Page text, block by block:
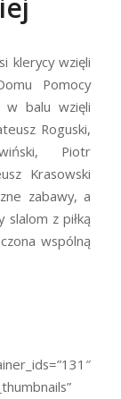
wzięli
Pomocy
w balu wzięli
Roguski,
Piotr
Krasowski
zabawy, a
z piłką
wspólną